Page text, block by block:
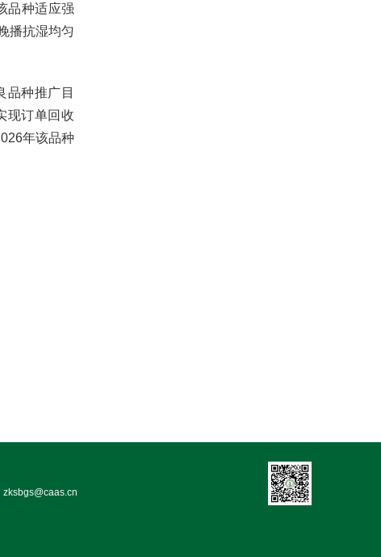
品种适应强
播抗湿均匀
品种推广目
现订单回收
年该品种
zksbgs@caas.cn